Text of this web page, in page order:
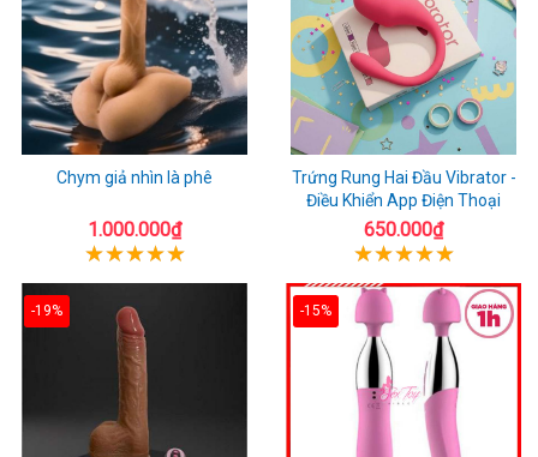
Chym giả nhìn là phê
1.000.000₫
Trứng Rung Hai Đầu Vibrator -
Điều Khiển App Điện Thoại
650.000₫
-19% -15%